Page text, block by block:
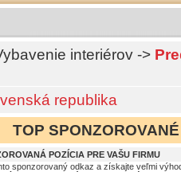
interiérov ->
republika
TOP
POZÍCIA PRE VAŠU FIRMU
sponzorovaný odkaz a získajte veľmi